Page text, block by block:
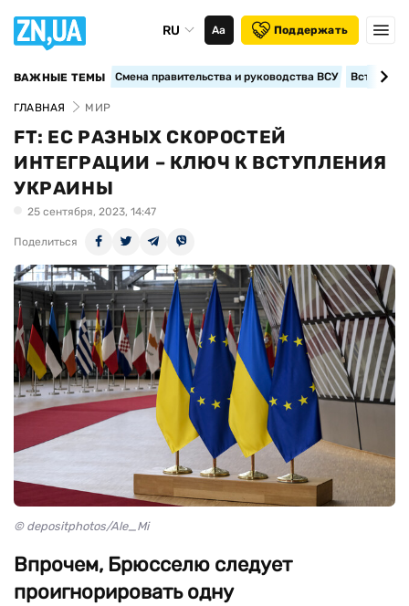
RU Аа Поддержать
ВАЖНЫЕ ТЕМЫ Смена правительства и руководства ВСУ
ГЛАВНАЯ МИР
FT: ЕС РАЗНЫХ СКОРОСТЕЙ
ИНТЕГРАЦИИ – КЛЮЧ К ВСТУПЛЕНИЯ
УКРАИНЫ
25 сентября, 2023, 14:47
Поделиться
© depositphotos/Ale_Mi
Впрочем, Брюсселю следует
проигнорировать одну